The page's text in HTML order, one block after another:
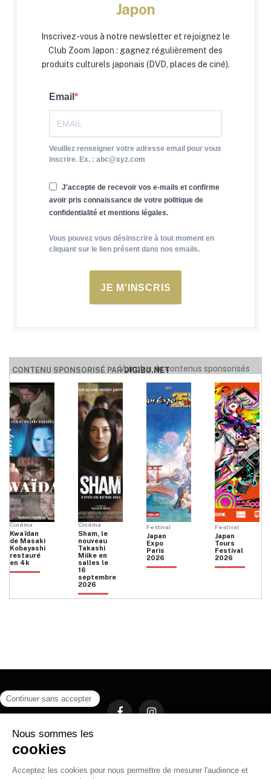
Japon
Inscrivez-vous à notre newsletter et rejoignez le
Club Zoom Japon : gagnez régulièrement des
produits culturels japonais (DVD, places de ciné).
Email
Veuillez renseigner votre adresse email pour vous
inscrire. Ex. : abc@xyz.com
J'accepte de recevoir vos e-mails et confirme
avoir pris connaissance de votre politique de
confidentialité et mentions légales.
Vous pouvez vous désinscrire à tout moment en
cliquant sur le lien présent dans nos emails.
JE M'INSCRIS
CONTENU SPONSORISÉ PARDIGIBU.NET
Voir plus de contenus sponsorisés
Cinéma
Kwaïdan
de Masaki
Kobayashi
restauré
en 4k
Cinéma
Sham, le
nouveau
Takashi
Miike en
salles le
16
septembre
2026
Festival
Japan
Expo
Paris
2026
Festival
Japan
Tours
Festival
2026
HOME
POLITIQUE DE CONFIDENTIALITÉ 日本語